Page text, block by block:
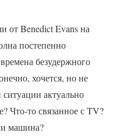
от Benedict Evans на
постепенно
безудержного
хочется, но не
актуально
Что-то связанное с TV?
машина?